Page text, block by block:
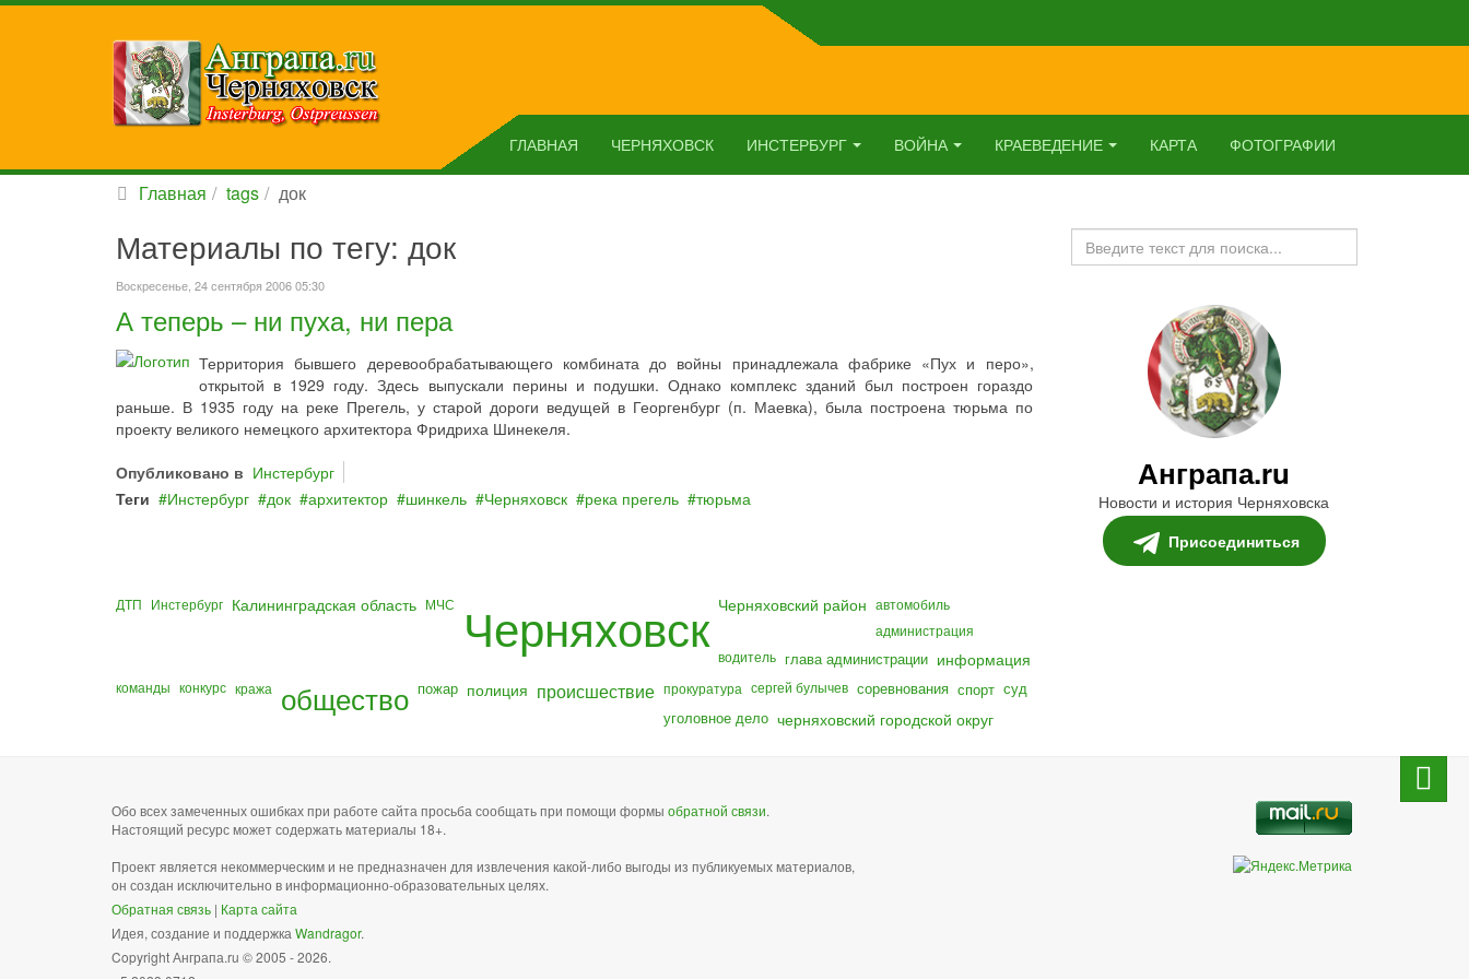
ГЛАВНАЯ ЧЕРНЯХОВСК ИНСТЕРБУРГ ВОЙНА КРАЕВЕДЕНИЕ КАРТА ФОТОГРАФИИ
Главная tags док
Материалы по тегу: док
Воскресенье, 24 сентября 2006 05:30
А теперь – ни пуха, ни пера
Территория бывшего деревообрабатывающего комбината до войны принадлежала фабрике «Пух и перо»,
открытой в 1929 году. Здесь выпускали перины и подушки. Однако комплекс зданий был построен гораздо
раньше. В 1935 году на реке Прегель, у старой дороги ведущей в Георгенбург (п. Маевка), была построена тюрьма по
проекту великого немецкого архитектора Фридриха Шинекеля.
Опубликовано в Инстербург
Теги
Инстербург док архитектор шинкель Черняховск река прегель тюрьма
ДТП Инстербург Калининградская область МЧС Черняховск Черняховский район автомобиль
администрация
водитель глава администрации информация
команды конкурс кража общество пожар полиция происшествие прокуратура сергей булычев соревнования спорт суд
уголовное дело черняховский городской округ
Искать...
Анграпа.ru
Новости и история Черняховска
Присоединиться
Обо всех замеченных ошибках при работе сайта просьба сообщать при помощи формы обратной связи.
Настоящий ресурс может содержать материалы 18+.
Проект является некоммерческим и не предназначен для извлечения какой-либо выгоды из публикуемых материалов,
он создан исключительно в информационно-образовательных целях.
Обратная связь | Карта сайта
Идея, создание и поддержка Wandragor.
Copyright Анграпа.ru © 2005 - 2026.